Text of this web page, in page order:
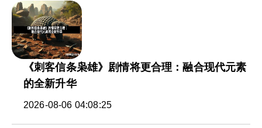
《刺客信条枭雄》剧情将更合理：融合现代元素
的全新升华
2026-08-06 04:08:25